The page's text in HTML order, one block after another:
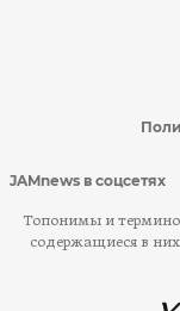
JAMnews в соцсетях
Топонимы и
содержащиеся в